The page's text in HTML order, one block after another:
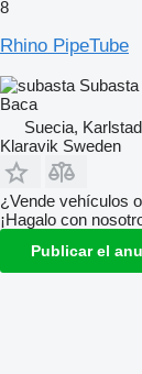
8
Rhino PipeTube
Subasta
Baca
Suecia, Karlstad
Klaravik Sweden
¿Vende vehículos
¡Hagalo con
Publicar el